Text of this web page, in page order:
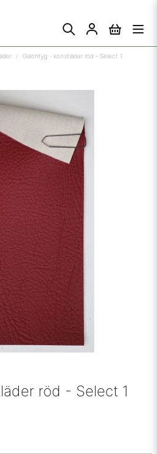
Galontyg - konstläder röd - Select 1
röd - Select 1